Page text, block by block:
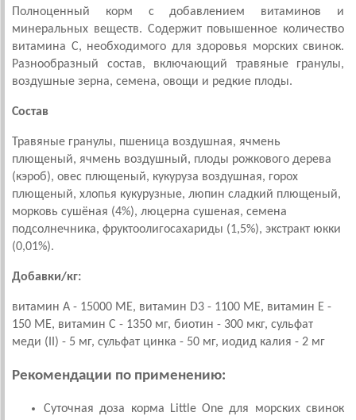
Полноценный корм с добавлением витаминов и
минеральных веществ. Содержит повышенное количество
витамина С, необходимого для здоровья морских свинок.
Разнообразный состав, включающий травяные гранулы,
воздушные зерна, семена, овощи и редкие плоды.
Состав
Травяные гранулы, пшеница воздушная, ячмень
плющеный, ячмень воздушный, плоды рожкового дерева
(кэроб), овес плющеный, кукуруза воздушная, горох
плющеный, хлопья кукурузные, люпин сладкий плющеный,
морковь сушёная (4%), люцерна сушеная, семена
подсолнечника, фруктоолигосахариды (1,5%), экстракт юкки
(0,01%).
Добавки/кг:
витамин А - 15000 МЕ, витамин D3 - 1100 МЕ, витамин Е -
150 ME, витамин С - 1350 мг, биотин - 300 мкг, сульфат
меди (II) - 5 мг, сульфат цинка - 50 мг, иодид калия - 2 мг
Рекомендации по применению:
Суточная доза корма Little One для морских свинок